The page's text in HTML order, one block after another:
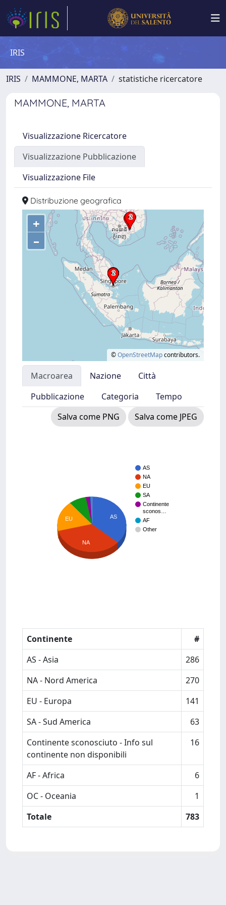
IRIS
IRIS MAMMONE, MARTA statistiche ricercatore
MAMMONE, MARTA
Visualizzazione Ricercatore
Visualizzazione Pubblicazione
Visualizzazione File
Distribuzione geografica
+
–
©OpenStreetMapcontributors.
Macroarea Nazione
Città
Pubblicazione
Categoria
Tempo
Salva come PNG
Salva come JPEG
AS
NA
EU
SA
Continente
sconos…
AF
Other
AS
EU
NA
Continente
#
AS - Asia
286
NA - Nord America
270
EU - Europa
141
SA - Sud America
63
Continente sconosciuto - Info sul
continente non disponibili
16
AF - Africa
6
OC - Oceania
1
Totale
783